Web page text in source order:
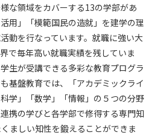
な領域をカバーする13の学部があ
用」「模範国民の造就」を建学の理
動を行なっています。就職に強い大
で毎年高い就職実績を残していま
生が受講できる多彩な教育プログラ
基盤教育では、「アカデミックライ
学」「数学」「情報」の５つの分野
携の学びと各学部で修得する専門知
ましい知性を鍛えることができま